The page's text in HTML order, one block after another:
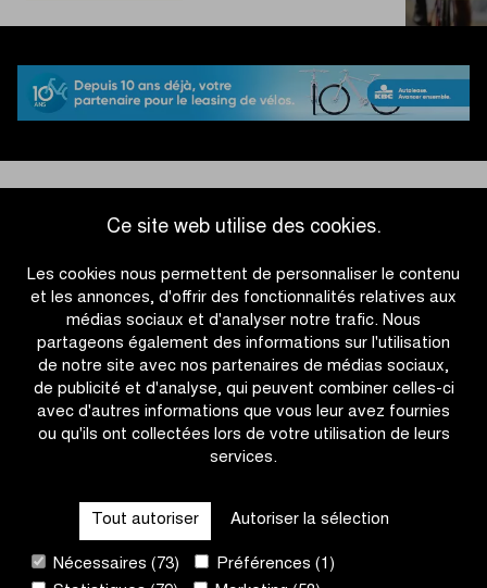
Ce site web utilise des cookies.
Les cookies nous permettent de personnaliser le contenu
et les annonces, d'offrir des fonctionnalités relatives aux
médias sociaux et d'analyser notre trafic. Nous
partageons également des informations sur l'utilisation
de notre site avec nos partenaires de médias sociaux,
de publicité et d'analyse, qui peuvent combiner celles-ci
avec d'autres informations que vous leur avez fournies
ou qu'ils ont collectées lors de votre utilisation de leurs
services.
Tout autoriser Autoriser la sélection
Nécessaires (73)
Préférences (1)
2026
QUICK LINKS